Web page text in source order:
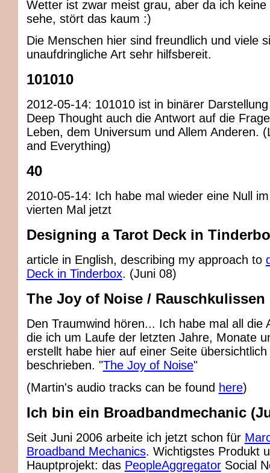
Wetter ist zwar meist grau, aber da ich
sehe, stört das kaum :)
Die Menschen hier sind freundlich und viele
unaufdringliche Art sehr hilfsbereit.
101010
2012-05-14: 101010 ist in binärer
Deep Thought auch die Antwort auf die
Leben, dem Universum und Allem Anderen.
and Everything)
40
2010-05-14: Ich habe mal wieder eine Null
vierten Mal jetzt
Designing a Tarot Deck in
article in English, describing my approach to
Deck in Tinderbox. (Juni 08)
The Joy of Noise / Rauschkulissen
Den Traumwind hören... Ich habe mal all die
die ich um Laufe der letzten Jahre, Monate
erstellt habe hier auf einer Seite
beschrieben. "The Joy of Noise"
(Martin's audio tracks can be found here)
Ich bin ein Broadbandmechanic
Seit Juni 2006 arbeite ich jetzt schon für
Broadband Mechanics. Wichtigstes Produkt
Hauptprojekt: das PeopleAggregatorSocial